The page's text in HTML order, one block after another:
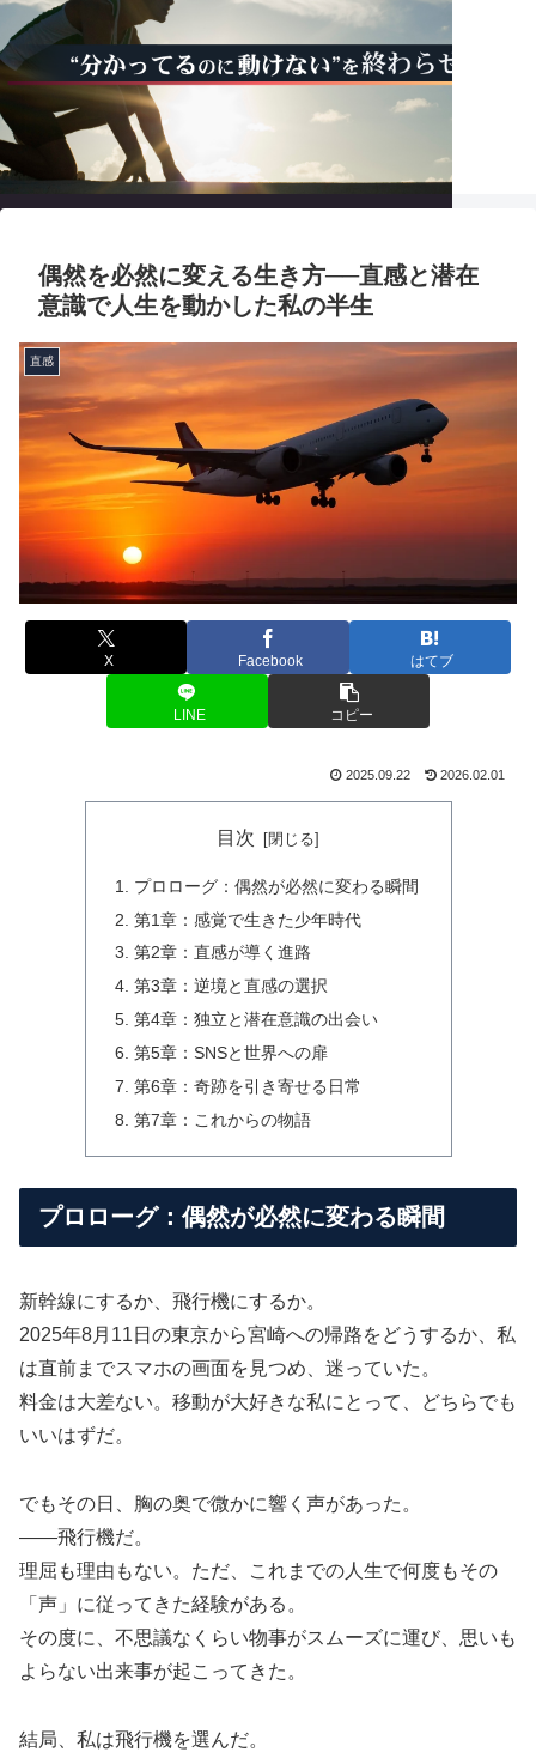
習慣化伴走プログラム 各種問い合わせ
偶然を必然に変える生き方──直感と潜在
意識で人生を動かした私の半生
直感
X Facebook はてブ
LINE コピー
2025.09.22 2026.02.01
目次
プロローグ：偶然が必然に変わる瞬間
第1章：感覚で生きた少年時代
第2章：直感が導く進路
第3章：逆境と直感の選択
第4章：独立と潜在意識の出会い
第5章：SNSと世界への扉
第6章：奇跡を引き寄せる日常
第7章：これからの物語
プロローグ：偶然が必然に変わる瞬間
新幹線にするか、飛行機にするか。
2025年8月11日の東京から宮崎への帰路をどうするか、私
は直前までスマホの画面を見つめ、迷っていた。
料金は大差ない。移動が大好きな私にとって、どちらでも
いいはずだ。
でもその日、胸の奥で微かに響く声があった。
――飛行機だ。
理屈も理由もない。ただ、これまでの人生で何度もその
「声」に従ってきた経験がある。
その度に、不思議なくらい物事がスムーズに運び、思いも
よらない出来事が起こってきた。
結局、私は飛行機を選んだ。